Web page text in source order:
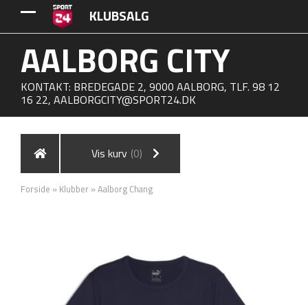
KLUBSALG
AALBORG CITY
KONTAKT: BREDEGADE 2, 9000 AALBORG, TLF. 98 12
16 22, AALBORGCITY@SPORT24.DK
Vis kurv (0)
Forside » Klubber »Aalborg Chang